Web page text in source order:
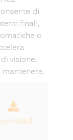
di
finali,
o
visione,